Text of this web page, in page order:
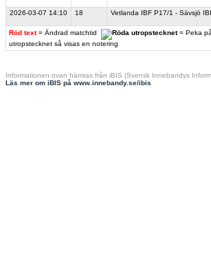
Röd text = Ändrad matchtid
= Peka på
utropstecknet så visas en notering
2026-03-07 14:10 18 Vetlanda IBF P17/1 - Sävsjö
Informationen ovan hämtas från iBIS (Svensk Innebandys
Läs mer om iBIS på www.innebandy.se/ibis